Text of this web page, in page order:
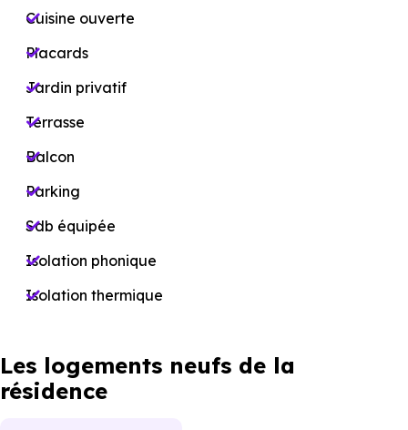
Cuisine ouverte
Placards
Jardin privatif
Terrasse
Balcon
Parking
Sdb équipée
Isolation phonique
Isolation thermique
Les logements neufs de la
résidence